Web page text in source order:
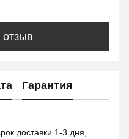
отзыв
Гарантия
доставки 1-3 дня,